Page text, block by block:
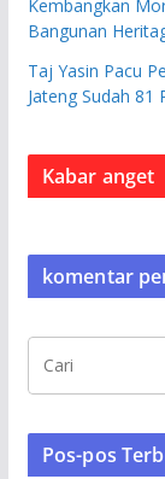
Kembangkan
Bangunan
Taj Yasin Pacu
Jateng Sudah 81
Kabar anget
komentar
Pos-pos